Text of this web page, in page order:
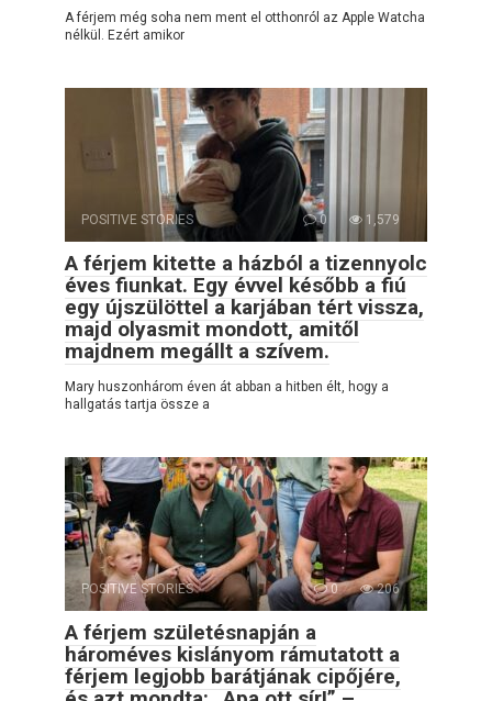
A férjem még soha nem ment el otthonról az Apple Watcha
nélkül. Ezért amikor
POSITIVE STORIES 0 1,579
A férjem kitette a házból a tizennyolc
éves fiunkat. Egy évvel később a fiú
egy újszülöttel a karjában tért vissza,
majd olyasmit mondott, amitől
majdnem megállt a szívem.
Mary huszonhárom éven át abban a hitben élt, hogy a
hallgatás tartja össze a
POSITIVE STORIES 0 206
A férjem születésnapján a
hároméves kislányom rámutatott a
férjem legjobb barátjának cipőjére,